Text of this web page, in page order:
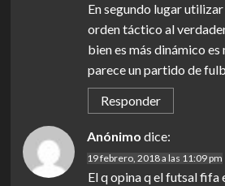
En segundo lugar
orden táctico al
bien es más dinámico
parece un partido de
Responder
Anónimo dice:
19 febrero, 2018 a las 11:09 pm
El q opina q el futsal fifa